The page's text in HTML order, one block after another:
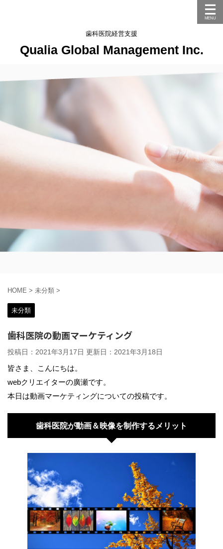
歯科医院経営支援
Qualia Global Management Inc.
HOME > 未分類 >
未分類
歯科医院の動画マーケティング
投稿日：2021年3月17日 更新日： 2021年3月18日
皆さま、こんにちは。
webクリエイターの廣瀬です。
本日は動画マーケティングについての投稿です。
歯科医院が動画＆映像を制作するメリット